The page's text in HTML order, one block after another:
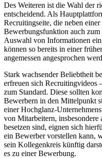
Des Weiteren ist die Wahl der
entscheidend. Als
Recruitingseite, die neben
Bewerbungsfunktion auch
Auswahl von Informationen
können so bereits in einer
angemessen angesprochen
Stark wachsender Beliebtheit
erfreuen sich Recruitingvideos
zum Standard. Diese sollten
Bewerbern in den Mittelpunkt
einer Hochglanz-
von Mitarbeitern, insbesondere
besetzen sind, eignen sich
ein Bewerber vorstellen kann,
sein Kollegenkreis künftig
es zu einer Bewerbung.